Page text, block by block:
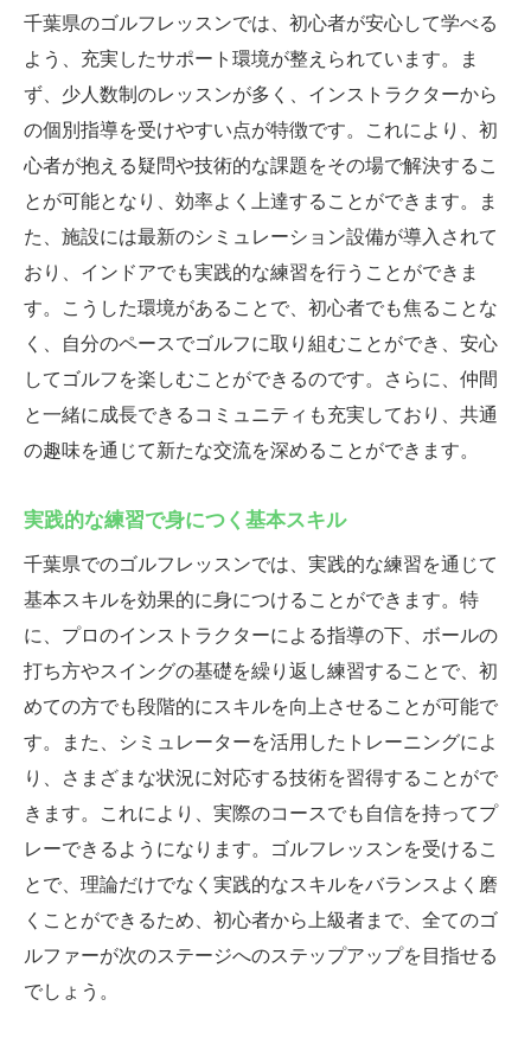
千葉県のゴルフレッスンでは、初心者が安心して学べる
よう、充実したサポート環境が整えられています。ま
ず、少人数制のレッスンが多く、インストラクターから
の個別指導を受けやすい点が特徴です。これにより、初
心者が抱える疑問や技術的な課題をその場で解決するこ
とが可能となり、効率よく上達することができます。ま
た、施設には最新のシミュレーション設備が導入されて
おり、インドアでも実践的な練習を行うことができま
す。こうした環境があることで、初心者でも焦ることな
く、自分のペースでゴルフに取り組むことができ、安心
してゴルフを楽しむことができるのです。さらに、仲間
と一緒に成長できるコミュニティも充実しており、共通
の趣味を通じて新たな交流を深めることができます。
実践的な練習で身につく基本スキル
千葉県でのゴルフレッスンでは、実践的な練習を通じて
基本スキルを効果的に身につけることができます。特
に、プロのインストラクターによる指導の下、ボールの
打ち方やスイングの基礎を繰り返し練習することで、初
めての方でも段階的にスキルを向上させることが可能で
す。また、シミュレーターを活用したトレーニングによ
り、さまざまな状況に対応する技術を習得することがで
きます。これにより、実際のコースでも自信を持ってプ
レーできるようになります。ゴルフレッスンを受けるこ
とで、理論だけでなく実践的なスキルをバランスよく磨
くことができるため、初心者から上級者まで、全てのゴ
ルファーが次のステージへのステップアップを目指せる
でしょう。